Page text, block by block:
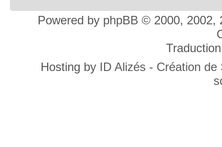
Powered by phpBB © 2000, 2002,
Hosting by ID Alizés - Création